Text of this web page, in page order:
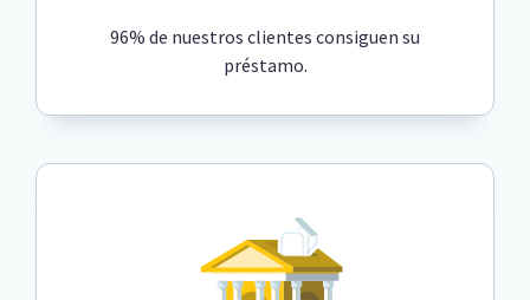
96% de nuestros clientes consiguen su
préstamo.